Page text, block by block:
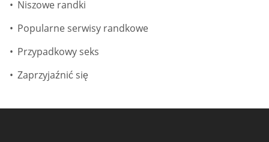
Niszowe randki
Popularne serwisy randkowe
Przypadkowy seks
Zaprzyjaźnić się